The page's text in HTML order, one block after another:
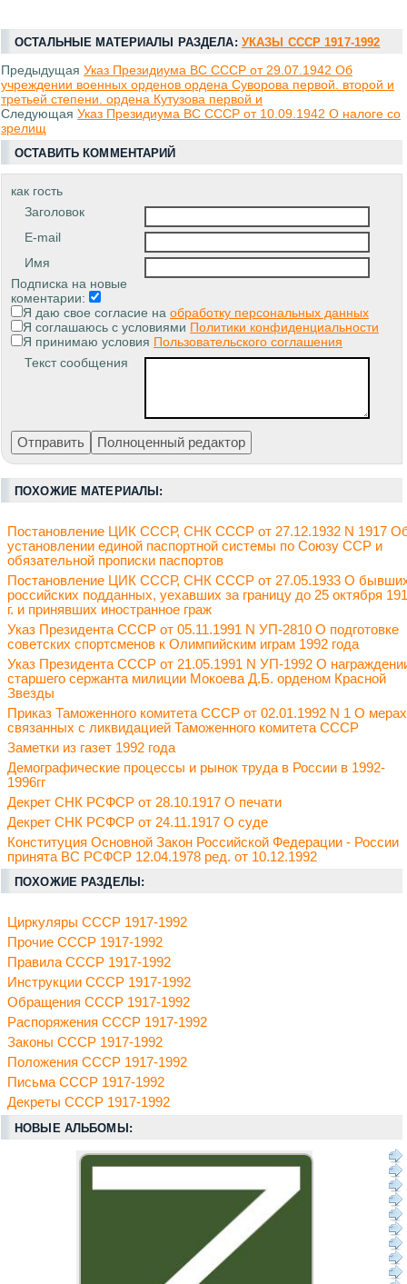
ОСТАЛЬНЫЕ МАТЕРИАЛЫ РАЗДЕЛА: УКАЗЫ СССР 1917-1992
Предыдущая Указ Президиума ВС СССР от 29.07.1942 Об
учреждении военных орденов ордена Суворова первой. второй и
третьей степени. ордена Кутузова первой и
Следующая Указ Президиума ВС СССР от 10.09.1942 О налоге со
зрелищ
ОСТАВИТЬ КОММЕНТАРИЙ
как гость
Заголовок
E-mail
Имя
Подписка на новые
коментарии:
Я даю свое согласие на обработку персональных данных
Я соглашаюсь с условиями Политики конфиденциальности
Я принимаю условия Пользовательского соглашения
Текст сообщения
ПОХОЖИЕ МАТЕРИАЛЫ:
Постановление ЦИК СССР, СНК СССР от 27.12.1932 N 1917
установлении единой паспортной системы по Союзу ССР и
обязательной прописки паспортов
Постановление ЦИК СССР, СНК СССР от 27.05.1933 О
российских подданных, уехавших за границу до 25 октября
г. и принявших иностранное граж
Указ Президента СССР от 05.11.1991 N УП-2810 О подготовке
советских спортсменов к Олимпийским играм 1992 года
Указ Президента СССР от 21.05.1991 N УП-1992 О
старшего сержанта милиции Мокоева Д.Б. орденом Красной
Звезды
Приказ Таможенного комитета СССР от 02.01.1992 N 1 О
связанных с ликвидацией Таможенного комитета СССР
Заметки из газет 1992 года
Демографические процессы и рынок труда в России в 1992-
1996гг
Декрет СНК РСФСР от 28.10.1917 О печати
Декрет СНК РСФСР от 24.11.1917 О суде
Конституция Основной Закон Российской Федерации - России
принята ВС РСФСР 12.04.1978 ред. от 10.12.1992
ПОХОЖИЕ РАЗДЕЛЫ:
Циркуляры СССР 1917-1992
Прочие СССР 1917-1992
Правила СССР 1917-1992
Инструкции СССР 1917-1992
Обращения СССР 1917-1992
Распоряжения СССР 1917-1992
Законы СССР 1917-1992
Положения СССР 1917-1992
Письма СССР 1917-1992
Декреты СССР 1917-1992
НОВЫЕ АЛЬБОМЫ: